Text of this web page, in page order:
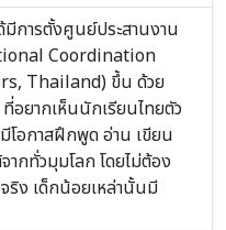
มีการตั้งศูนย์ประสานงาน
Coordination
Thailand) ขึ้น ด้วย
อยากเห็นนักเรียนไทยตัว
โอกาสฝึกพูด อ่าน เขียน
กทั่วมุมโลก โดยไม่ต้อง
ริง เด็กน้อยเหล่านั้นมี